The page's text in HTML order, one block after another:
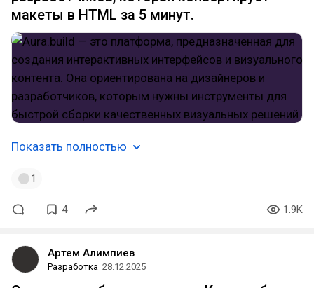
макеты в HTML за 5 минут.
Показать полностью
1
4 1.9K
Артем Алимпиев
Разработка 28.12.2025